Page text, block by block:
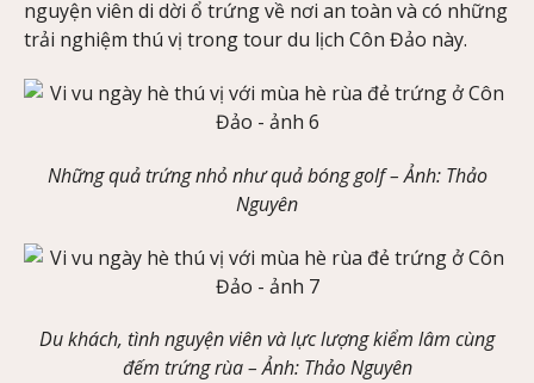
nguyện viên di dời ổ trứng về nơi an toàn và có những
trải nghiệm thú vị trong tour du lịch Côn Đảo này.
Những quả trứng nhỏ như quả bóng golf –Ảnh: Thảo
Nguyên
Du khách, tình nguyện viên và lực lượng kiểm lâm cùng
đếm trứng rùa –Ảnh: Thảo Nguyên